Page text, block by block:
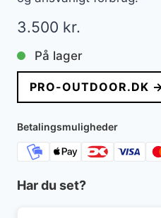
3.500 kr.
På lager
PRO-OUTDOOR.DK
Betalingsmuligheder
Har du set?